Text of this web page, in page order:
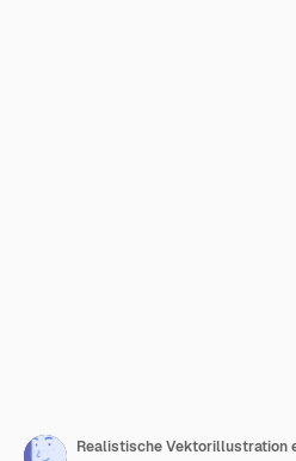
Realistische Vektorillustration